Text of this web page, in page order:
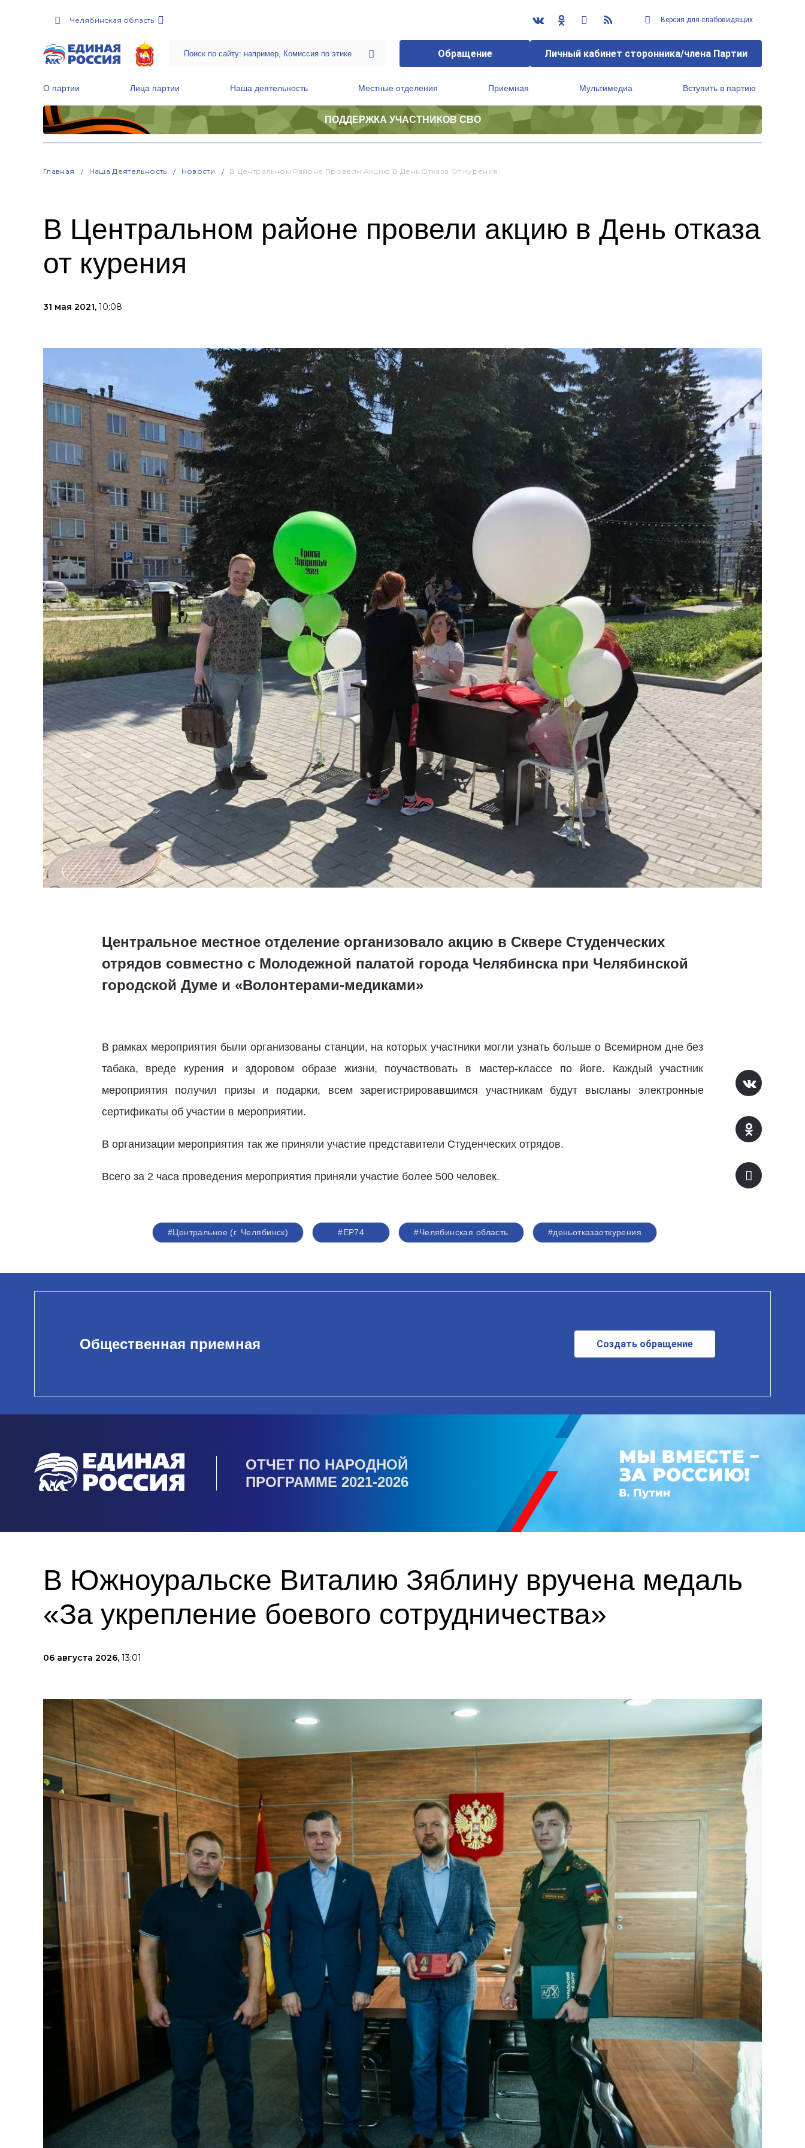
Челябинская область Версия для слабовидящих
Обращение Личный кабинет сторонника/члена Партии
О партии Лица партии Наша деятельность Местные отделения Приемная Мультимедиа Вступить в партию
ПОДДЕРЖКА УЧАСТНИКОВ СВО
Главная Наша Деятельность Новости В Центральном Районе Провели Акцию В День Отказа От Курения
В Центральном районе провели акцию в День отказа
от курения
31 мая 2021, 10:08
Центральное местное отделение организовало акцию в Сквере Студенческих
отрядов совместно с Молодежной палатой города Челябинска при Челябинской
городской Думе и «Волонтерами-медиками»
В рамках мероприятия были организованы станции, на которых участники могли узнать больше о Всемирном дне без
табака, вреде курения и здоровом образе жизни, поучаствовать в мастер-классе по йоге. Каждый участник
мероприятия получил призы и подарки, всем зарегистрировавшимся участникам будут высланы электронные
сертификаты об участии в мероприятии.
В организации мероприятия так же приняли участие представители Студенческих отрядов.
Всего за 2 часа проведения мероприятия приняли участие более 500 человек.
#Центральное (г. Челябинск) #ЕР74 #Челябинская область #деньотказаоткурения
Общественная приемная Создать обращение
ОТЧЕТ ПО НАРОДНОЙ
ПРОГРАММЕ 2021-2026
В Южноуральске Виталию Зяблину вручена медаль
«За укрепление боевого сотрудничества»
06 августа 2026, 13:01